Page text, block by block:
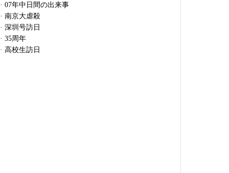
· 07年中日間の出来事
· 南京大虐殺
· 深圳号訪日
· 35周年
· 高校生訪日